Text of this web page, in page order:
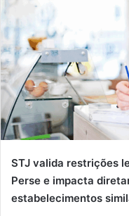
STJ valida restrições
Perse e impacta
estabelecimentos